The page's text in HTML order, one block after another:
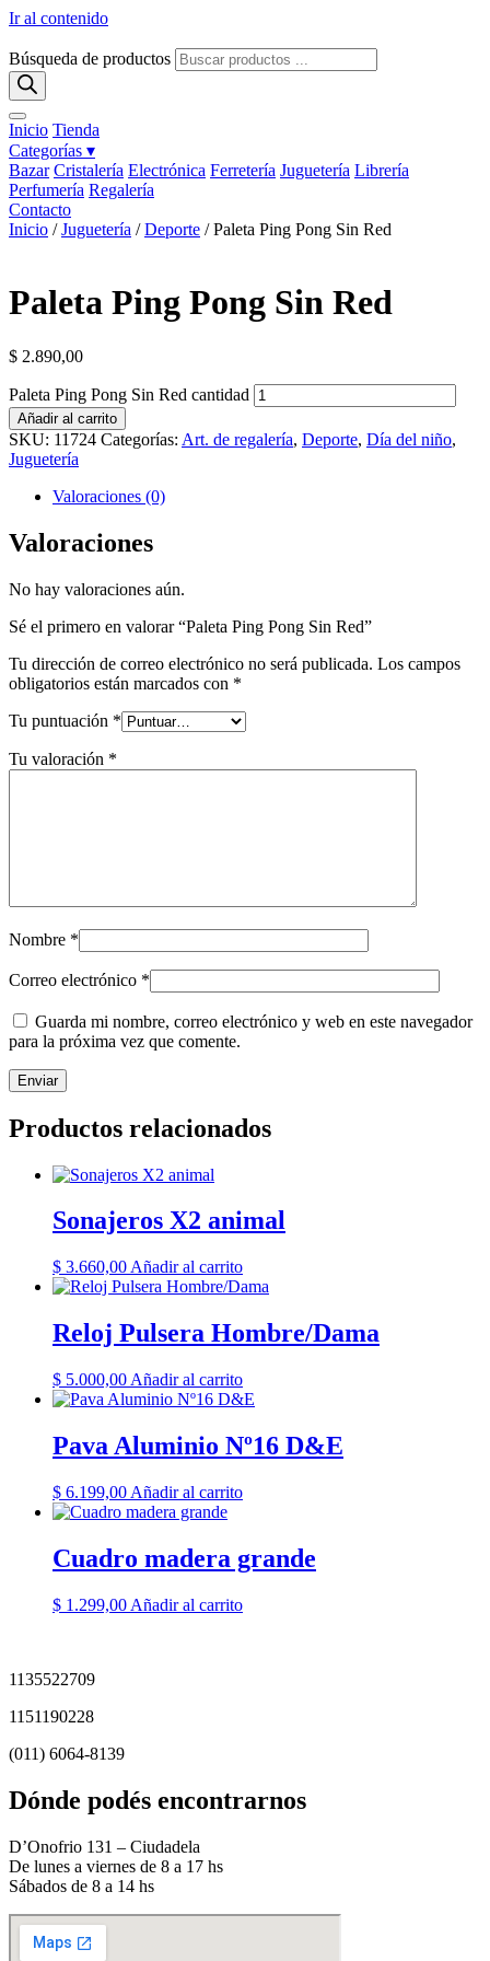
Ir al contenido
Búsqueda de productos
Inicio Tienda
Categorías ▾
Bazar Cristalería Electrónica Ferretería Juguetería Librería
Perfumería Regalería
Contacto
Inicio /Juguetería /Deporte / Paleta Ping Pong Sin Red
Paleta Ping Pong Sin Red
$ 2.890,00
Paleta Ping Pong Sin Red cantidad
Añadir al carrito
SKU: 11724 Categorías: Art. de regalería, Deporte, Día del niño,
Juguetería
Valoraciones (0)
Valoraciones
No hay valoraciones aún.
Sé el primero en valorar “Paleta Ping Pong Sin Red”
Tu dirección de correo electrónico no será publicada. Los campos
obligatorios están marcados con *
Tu puntuación *
Tu valoración *
Nombre *
Correo electrónico *
Guarda mi nombre, correo electrónico y web en este navegador
para la próxima vez que comente.
Productos relacionados
Sonajeros X2 animal
$ 3.660,00 Añadir al carrito
Reloj Pulsera Hombre/Dama
$ 5.000,00 Añadir al carrito
Pava Aluminio Nº16 D&E
$ 6.199,00 Añadir al carrito
Cuadro madera grande
$ 1.299,00 Añadir al carrito
1135522709
1151190228
(011) 6064-8139
Dónde podés encontrarnos
D’Onofrio 131 – Ciudadela
De lunes a viernes de 8 a 17 hs
Sábados de 8 a 14 hs